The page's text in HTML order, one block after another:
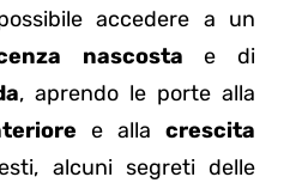
accedere a un
nascosta e di
, aprendo le porte alla
e alla crescita
alcuni segreti delle